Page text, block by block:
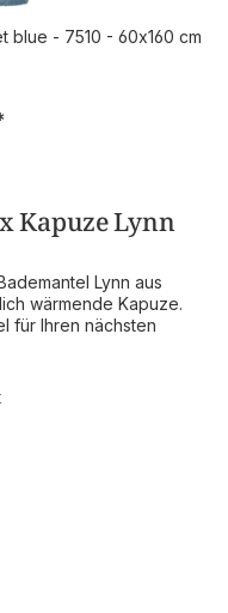
blue - 7510 - 60x160 cm
Preis:
Kapuze Lynn
Lynn aus
wärmende Kapuze.
für Ihren nächsten